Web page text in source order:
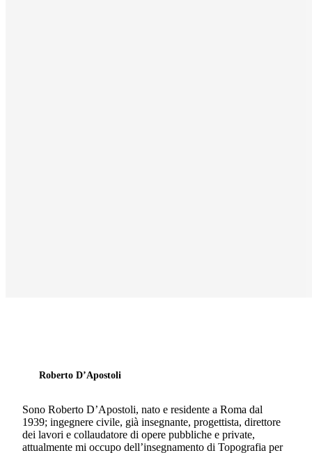
Roberto D’Apostoli
Sono Roberto D’Apostoli, nato e residente a Roma dal
1939; ingegnere civile, già insegnante, progettista, direttore
dei lavori e collaudatore di opere pubbliche e private,
attualmente mi occupo dell’insegnamento di Topografia per